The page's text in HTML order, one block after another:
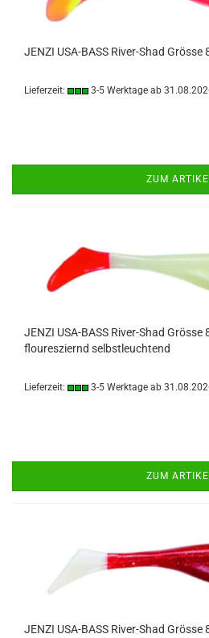
JENZI USA-BASS River-Shad Grösse
Lieferzeit: 3-5 Werktage ab
ZUM
JENZI USA-BASS River-Shad Grösse
flouresziernd selbstleuchtend
Lieferzeit: 3-5 Werktage ab
ZUM
JENZI USA-BASS River-Shad Grösse